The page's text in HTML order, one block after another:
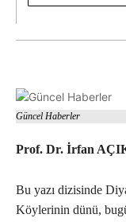
Güncel Haberler
Prof. Dr. İrfan
Bu yazı dizisinde
Köylerinin dünü,